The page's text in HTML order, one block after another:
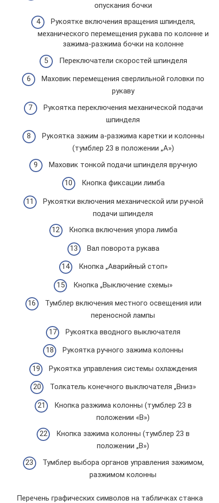
опускания бочки
Рукоятке включения вращения шпинделя,
механического перемещения рукава по колонне и
зажима-разжима бочки на колонне
Переключатели скоростей шпинделя
Маховик перемещения сверлильной головки по
рукаву
Рукоятка переключения механической подачи
шпинделя
Рукоятка зажим а-разжима каретки и колонны
(тумблер 23 в положении „А»)
Маховик тонкой подачи шпинделя вручную
Кнопка фиксации лимба
Рукоятки включения механической или ручной
подачи шпинделя
Кнопка включения упора лимба
Вал поворота рукава
Кнопка „Аварийный стоп»
Кнопка „Выключение схемы»
Тумблер включения местного освещения или
переносной лампы
Рукоятка вводного выключателя
Рукоятка ручного зажима колонны
Рукоятка управления системы охлаждения
Толкатель конечного выключателя „Вниз»
Кнопка разжима колонны (тумблер 23 в
положении «В»)
Кнопка зажима колонны (тумблер 23 в
положении „В»)
Тумблер выбора органов управления зажимом,
разжимом колонны
Перечень графических символов на табличках станка